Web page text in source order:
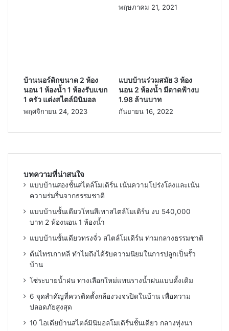
พฤษภาคม 21, 2021
บ้านนอร์ดิกขนาด 2 ห้อง
นอน 1 ห้องน้ำ 1 ห้องรับแขก
1 ครัว แต่งสไตล์มินิมอล
พฤศจิกายน 24, 2023
แบบบ้านร่วมสมัย 3 ห้อง
นอน 2 ห้องน้ำ มีดาดฟ้างบ
1.98 ล้านบาท
กันยายน 16, 2022
บทความที่น่าสนใจ
แบบบ้านสองชั้นสไตล์โมเดิร์น เน้นความโปร่งโล่งและเน้น
ความร่มรื่นจากธรรมชาติ
แบบบ้านชั้นเดียวโทนสีเทาสไตล์โมเดิร์น งบ 540,000
บาท 2 ห้องนอน 1 ห้องน้ำ
แบบบ้านชั้นเดียวทรงจั่ว สไตล์โมเดิร์น ท่ามกลางธรรมชาติ
ต้นไทรเกาหลี ทำไมถึงได้รับความนิยมในการปลูกเป็นรั้ว
บ้าน
โซ่ระบายน้ำฝน ทางเลือกใหม่แทนรางน้ำฝนแบบดั้งเดิม
6 จุดสำคัญที่ควรติดตั้งกล้องวงจรปิดในบ้าน เพื่อความ
ปลอดภัยสูงสุด
10 ไอเดียบ้านสไตล์มินิมอลโมเดิร์นชั้นเดียว กลางทุ่งนา